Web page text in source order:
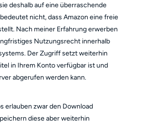
deshalb auf eine überraschende
nicht, dass Amazon eine freie
Nach meiner Erfahrung erwerben
Nutzungsrecht innerhalb
Der Zugriff setzt weiterhin
in Ihrem Konto verfügbar ist und
abgerufen werden kann.
erlauben zwar den Download
diese aber weiterhin